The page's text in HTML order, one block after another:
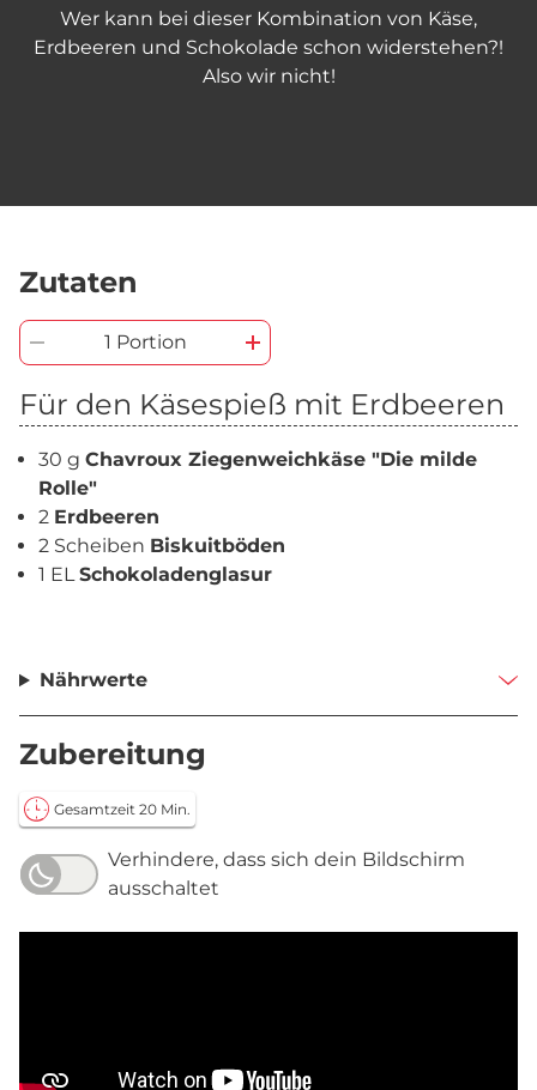
Wer kann bei dieser Kombination von Käse,
Erdbeeren und Schokolade schon widerstehen?!
Also wir nicht!
Zutaten
1 Portion
Für den Käsespieß mit Erdbeeren
30 g Chavroux Ziegenweichkäse "Die milde
Rolle"
2 Erdbeeren
2 Scheiben Biskuitböden
1 ELSchokoladenglasur
Nährwerte
Zubereitung
Gesamtzeit 20 Min.
Verhindere, dass sich dein Bildschirm
ausschaltet